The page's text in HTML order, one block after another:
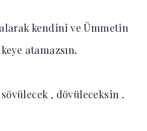
kendini ve Ümmetin
atamazsın.
, dövüleceksin .